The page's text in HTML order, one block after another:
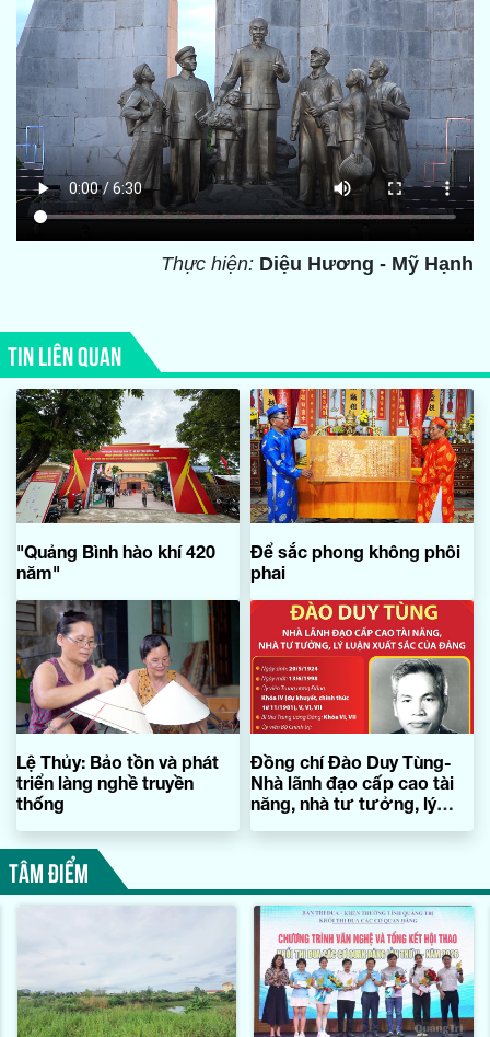
Thực hiện: Diệu Hương - Mỹ Hạnh
TIN LIÊN QUAN
"Quảng Bình hào khí 420
năm"
Để sắc phong không phôi
phai
Lệ Thủy: Bảo tồn và phát
triển làng nghề truyền
thống
Đồng chí Đào Duy Tùng-
Nhà lãnh đạo cấp cao tài
năng, nhà tư tưởng, lý
TÂM ĐIỂM